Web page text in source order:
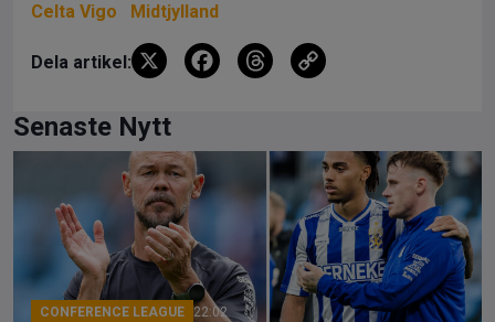
Celta Vigo
Midtjylland
Dela artikel: X
F
o
k
T
a
d
s
Li
n
k
Senaste Nytt
CONFERENCE LEAGUE 22:02